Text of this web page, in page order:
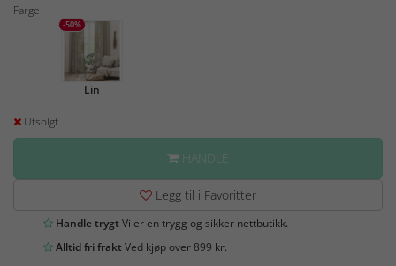
Farge
-50%
Lin
Utsolgt
HANDLE
Legg til i Favoritter
Handle trygtVi er en trygg og sikker nettbutikk.
Alltid fri fraktVed kjøp over 899 kr.